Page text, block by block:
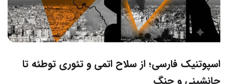
اسپوتنیک فارسی؛ از سلاح اتمی و تئوری توطئه تا
جانشینی و جنگ